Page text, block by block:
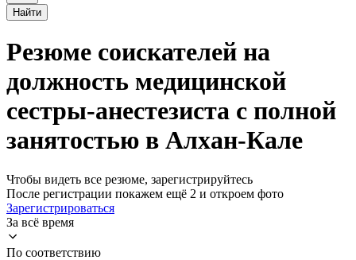
Найти
Резюме соискателей на
должность медицинской
сестры-анестезиста с полной
занятостью в Алхан-Кале
Чтобы видеть все резюме, зарегистрируйтесь
После регистрации покажем ещё 2 и откроем фото
Зарегистрироваться
За всё время
По соответствию